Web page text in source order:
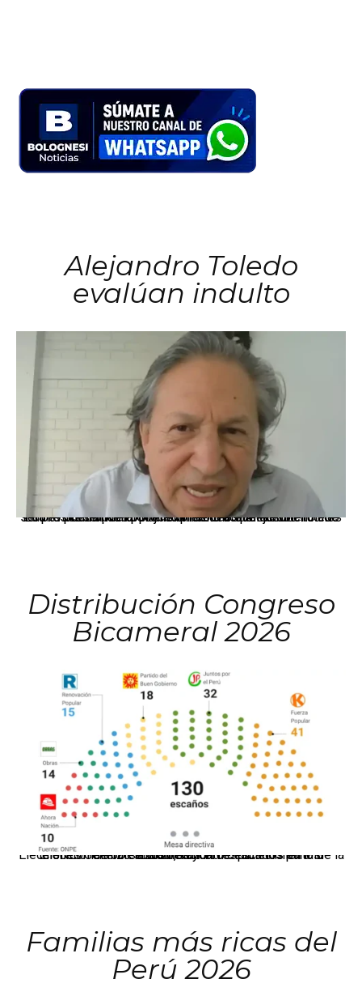
Alejandro Toledo
evalúan indulto
La presidenta Keiko Fujimori informó que la solicitud de indulto presentada por el expresidente Alejandro Toledo será evaluada por la Comisión de Gracias Presidenciales conforme al procedimiento establecido.
Distribución Congreso
Bicameral 2026
El JNE oficializó la distribución de escaños para la elección de 60 senadores y 130 diputados en las Elecciones Generales 2026, tras el restablecimiento de la Bicameralidad.
Familias más ricas del
Perú 2026